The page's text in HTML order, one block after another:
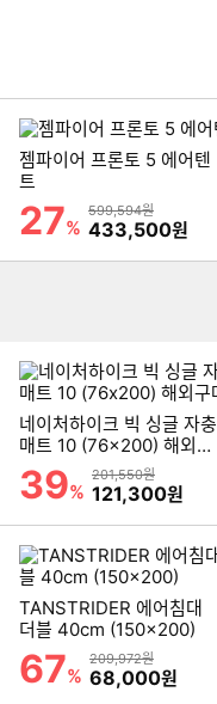
젬파이어 프론토 5 에어텐
트
할인률
27%
상품금액
599,594원
할인금액
433,500원
네이처하이크 빅 싱글 자충
매트 10 (76x200) 해외구
매
할인률
39%
상품금액
201,550원
할인금액
121,300원
TANSTRIDER 에어침대
더블 40cm (150x200)
할인률
67%
상품금액
209,972원
할인금액
68,000원